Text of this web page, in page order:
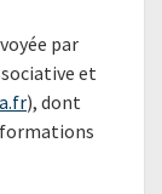
par
et
), dont